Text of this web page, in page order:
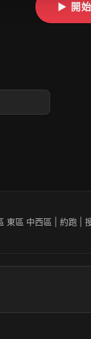
▶ 開
東區 中西區 | 約跑 |